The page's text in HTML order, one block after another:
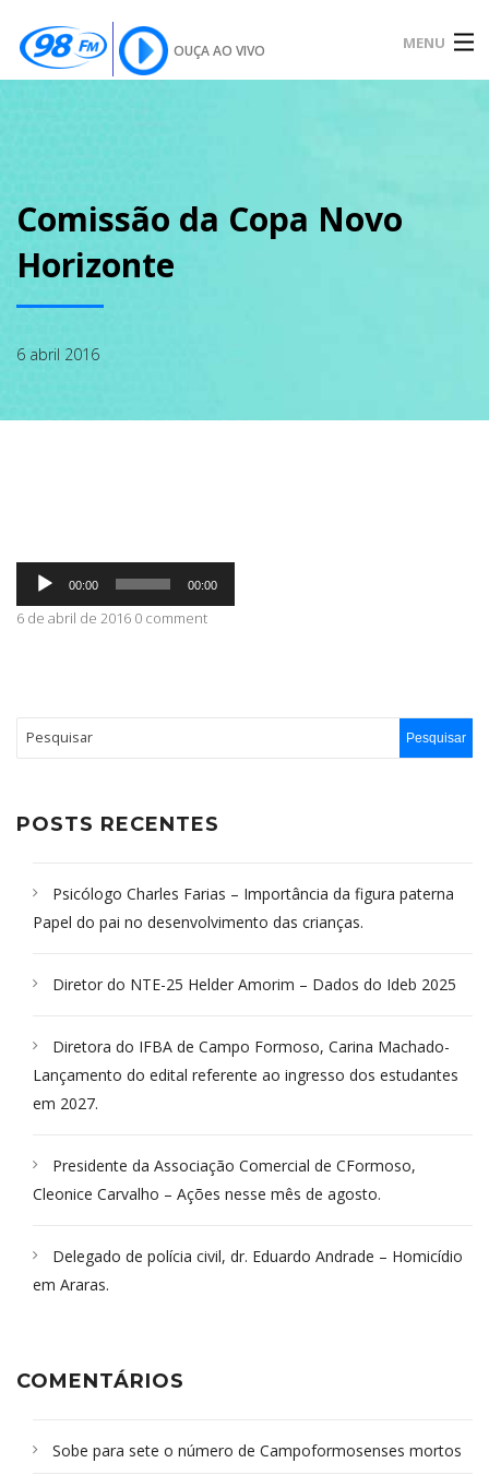
OUÇA AO VIVO MENU
SOBRE
CONTATO
Comissão da Copa Novo
Horizonte
6 abril 2016
Tocador
áudio
00:00 00:00
6 de abril de 2016 0 comment
POSTS RECENTES
Psicólogo Charles Farias – Importância da figura paterna
Papel do pai no desenvolvimento das crianças.
Diretor do NTE-25 Helder Amorim – Dados do Ideb 2025
Diretora do IFBA de Campo Formoso, Carina Machado-
Lançamento do edital referente ao ingresso dos estudantes
em 2027.
Presidente da Associação Comercial de CFormoso,
Cleonice Carvalho – Ações nesse mês de agosto.
Delegado de polícia civil, dr. Eduardo Andrade – Homicídio
em Araras.
COMENTÁRIOS
Sobe para sete o número de Campoformosenses mortos